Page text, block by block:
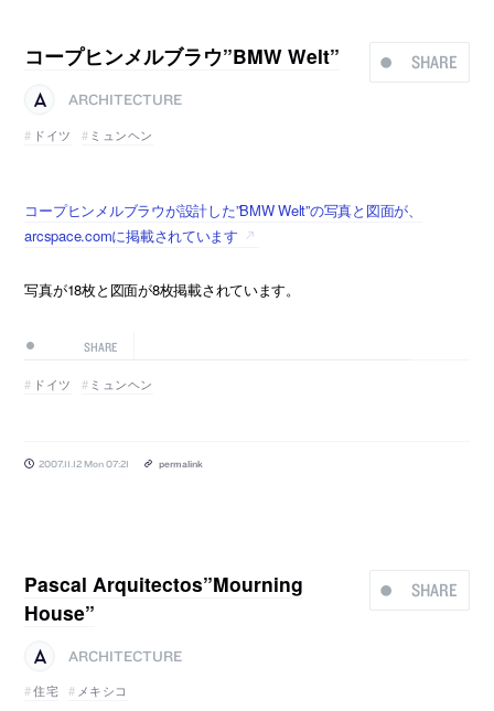
SHARE
コープヒンメルブラウ”BMW Welt”
ARCHITECTURE
ドイツ
ミュンヘン
コープヒンメルブラウが設計した”BMW Welt”の写真と図面が、
arcspace.comに掲載されています
写真が18枚と図面が8枚掲載されています。
SHARE
ドイツ ミュンヘン
2007.11.12 Mon 07:21 permalink
SHARE
Pascal Arquitectos”Mourning
House”
ARCHITECTURE
住宅
メキシコ